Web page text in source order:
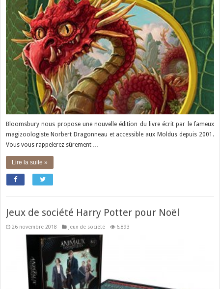
Bloomsbury nous propose une nouvelle édition du livre écrit par le fameux
magizoologiste Norbert Dragonneau et accessible aux Moldus depuis 2001.
Vous vous rappelerez sûrement …
Lire la suite »
Jeux de société Harry Potter pour Noël
26 novembre 2018 Jeux de société 6,893